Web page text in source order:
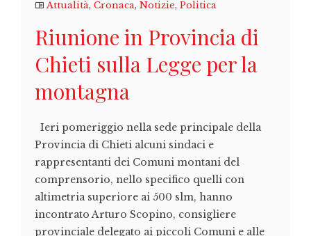
Attualità, Cronaca, Notizie, Politica
Riunione in Provincia di
Chieti sulla Legge per la
montagna
Ieri pomeriggio nella sede principale della
Provincia di Chieti alcuni sindaci e
rappresentanti dei Comuni montani del
comprensorio, nello specifico quelli con
altimetria superiore ai 500 slm, hanno
incontrato Arturo Scopino, consigliere
provinciale delegato ai piccoli Comuni e alle